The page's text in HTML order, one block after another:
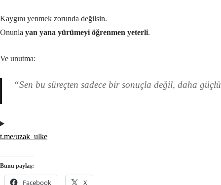
Kaygını yenmek zorunda değilsin.
Onunla yan yana yürümeyi öğrenmen yeterli.
Ve unutma:
“Sen bu süreçten sadece bir sonuçla değil, daha
t.me/uzak_ulke
Bunu paylaş:
Facebook X